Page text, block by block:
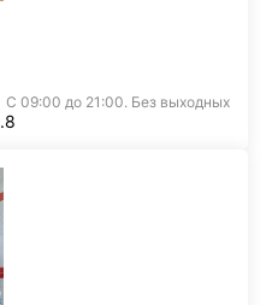
С 09:00 до 21:00. Без выходных